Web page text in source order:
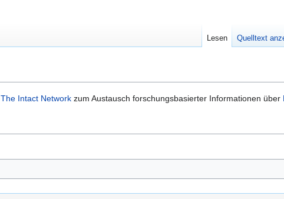
The Intact Network zum Austausch forschungsbasierter Informationen über
Lesen Quelltext